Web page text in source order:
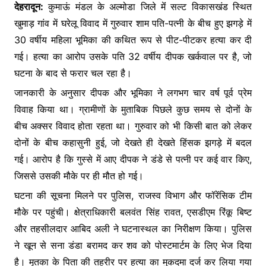
e
b
o
o
k
er s
A
p
p
s
e
n
g
er
ar
e
देहरादून: कुमाऊं मंडल के अल्मोडा जिले मेंं सल्ट विकासखंड स्थित
खुमाड़ गांव में घरेलू विवाद में गुरुवार शाम पति-पत्नी के बीच हुए झगड़े में
30 वर्षीय महिला भूमिका की कथित रूप से पीट-पीटकर हत्या कर दी
गई। हत्या का आरोप उसके पति 32 वर्षीय दीपक खर्कवाल पर है, जो
घटना के बाद से फरार चल रहा है।
जानकारी के अनुसार दीपक और भूमिका ने लगभग चार वर्ष पूर्व प्रेम
विवाह किया था। ग्रामीणों के मुताबिक पिछले कुछ समय से दोनों के
बीच अक्सर विवाद होता रहता था। गुरुवार को भी किसी बात को लेकर
दोनों के बीच कहासुनी हुई, जो देखते ही देखते हिंसक झगड़े में बदल
गई। आरोप है कि गुस्से में आए दीपक ने डंडे से पत्नी पर कई वार किए,
जिससे उसकी मौके पर ही मौत हो गई।
घटना की सूचना मिलने पर पुलिस, राजस्व विभाग और फॉरेंसिक टीम
मौके पर पहुंची। क्षेत्राधिकारी बलवंत सिंह रावत, एसडीएम रिंकू बिष्ट
और तहसीलदार आबिद अली ने घटनास्थल का निरीक्षण किया। पुलिस
ने खून से सना डंडा बरामद कर शव को पोस्टमार्टम के लिए भेज दिया
है। मृतका के पिता की तहरीर पर हत्या का मुकदमा दर्ज कर लिया गया